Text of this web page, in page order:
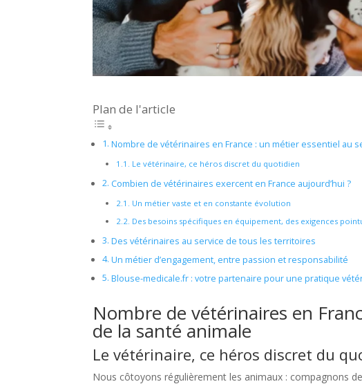
Plan de l'article
Nombre de vétérinaires en France : un métier essentiel au
Le vétérinaire, ce héros discret du quotidien
Combien de vétérinaires exercent en France aujourd’hui ?
Un métier vaste et en constante évolution
Des besoins spécifiques en équipement, des exigences
Des vétérinaires au service de tous les territoires
Un métier d’engagement, entre passion et responsabilité
Blouse-medicale.fr : votre partenaire pour une pratique
Nombre de vétérinaires en
de la santé animale
Le vétérinaire, ce héros discret du
Nous côtoyons régulièrement les animaux : compagnons